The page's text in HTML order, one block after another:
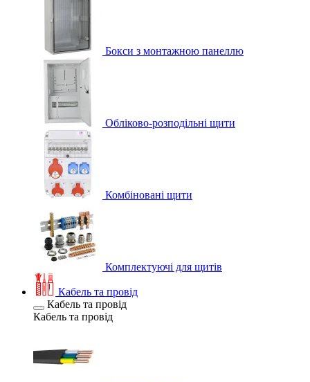
Бокси з монтажною панеллю
Обліково-розподільні щити
Комбіновані щити
Комплектуючі для щитів
Кабель та провід
Кабель та провід
Кабель та провід